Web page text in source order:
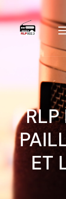
RLP
ET